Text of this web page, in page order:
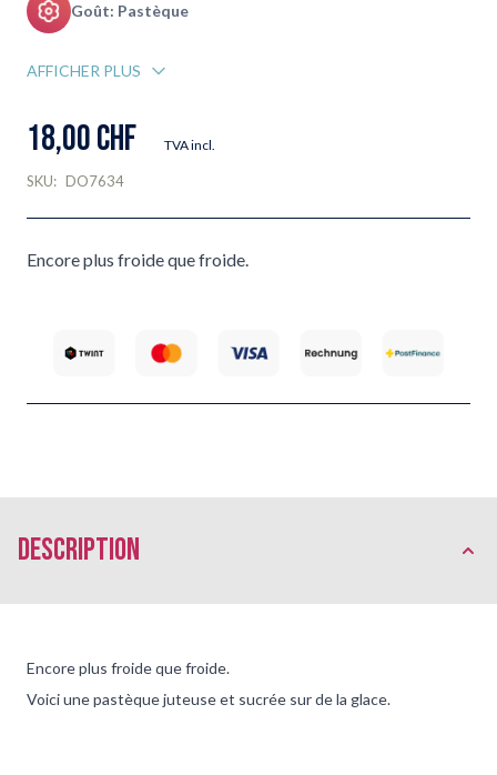
Goût: Pastèque
AFFICHER PLUS
18,00 CHF TVA incl.
SKU: DO7634
Encore plus froide que froide.
Description
Encore plus froide que froide.
Voici une pastèque juteuse et sucrée sur de la glace.